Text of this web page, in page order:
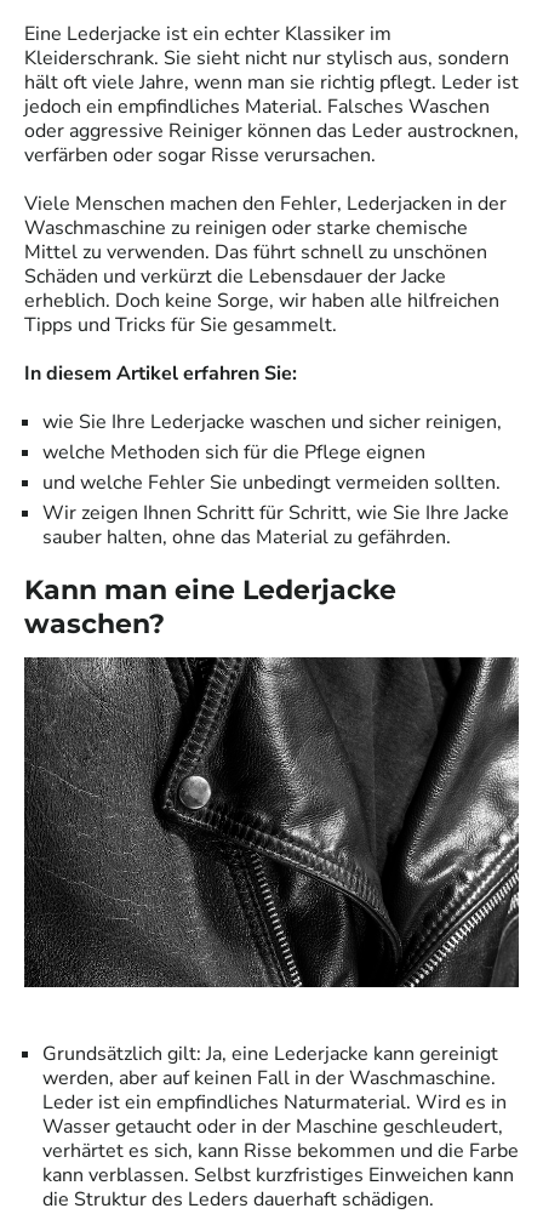
Eine Lederjacke ist ein echter Klassiker im
Kleiderschrank. Sie sieht nicht nur stylisch aus, sondern
hält oft viele Jahre, wenn man sie richtig pflegt. Leder ist
jedoch ein empfindliches Material. Falsches Waschen
oder aggressive Reiniger können das Leder austrocknen,
verfärben oder sogar Risse verursachen.
Viele Menschen machen den Fehler, Lederjacken in der
Waschmaschine zu reinigen oder starke chemische
Mittel zu verwenden. Das führt schnell zu unschönen
Schäden und verkürzt die Lebensdauer der Jacke
erheblich. Doch keine Sorge, wir haben alle hilfreichen
Tipps und Tricks für Sie gesammelt.
In diesem Artikel erfahren Sie:
wie Sie Ihre Lederjacke waschen und sicher reinigen,
welche Methoden sich für die Pflege eignen
und welche Fehler Sie unbedingt vermeiden sollten.
Wir zeigen Ihnen Schritt für Schritt, wie Sie Ihre Jacke
sauber halten, ohne das Material zu gefährden.
Kann man eine Lederjacke
waschen?
Grundsätzlich gilt: Ja, eine Lederjacke kann gereinigt
werden, aber auf keinen Fall in der Waschmaschine.
Leder ist ein empfindliches Naturmaterial. Wird es in
Wasser getaucht oder in der Maschine geschleudert,
verhärtet es sich, kann Risse bekommen und die Farbe
kann verblassen. Selbst kurzfristiges Einweichen kann
die Struktur des Leders dauerhaft schädigen.